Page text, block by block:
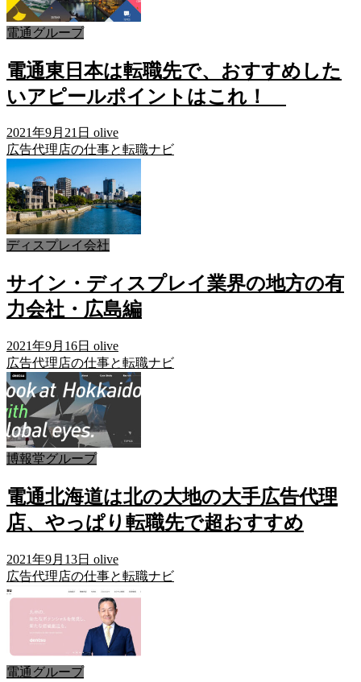
電通グループ
電通東日本は転職先で、おすすめした
いアピールポイントはこれ！
2021年9月21日 olive
広告代理店の仕事と転職ナビ
ディスプレイ会社
サイン・ディスプレイ業界の地方の有
力会社・広島編
2021年9月16日 olive
広告代理店の仕事と転職ナビ
博報堂グループ
電通北海道は北の大地の大手広告代理
店、やっぱり転職先で超おすすめ
2021年9月13日 olive
広告代理店の仕事と転職ナビ
電通グループ